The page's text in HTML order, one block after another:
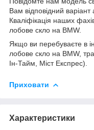
Вам відповідний
Кваліфікація наших
лобове скло на BMW.
Якщо ви перебуваєте в
лобове скло на BMW,
Ін-Тайм, Міст Експрес).
Приховати
Характеристики